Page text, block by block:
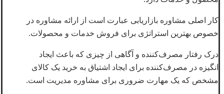
کار اصلی مشاوره بازاریابی عبارت است از ارائه مشاوره در
خصوص بهترین استراتژی برای فروش خدمات و محصولات.
درک رفتار مصرف‌کننده و آگاهی از چیزی که باعث ایجاد
انگیزه در مصرف‌کننده برای ایجاد اشتیاق به خرید یک کالای
مشخص که یک مهارت ضروری برای مشاوره مدیریت است.